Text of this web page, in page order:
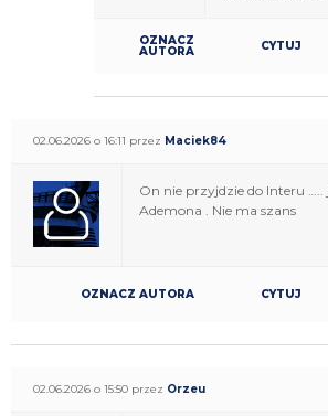
OZNACZ
AUTORA CYTUJ
02.06.2026 o 16:11 przez Maciek84
On nie przyjdzie do Interu …..
Ademona . Nie ma szans
OZNACZ AUTORA CYTUJ
02.06.2026 o 15:50 przez Orzeu